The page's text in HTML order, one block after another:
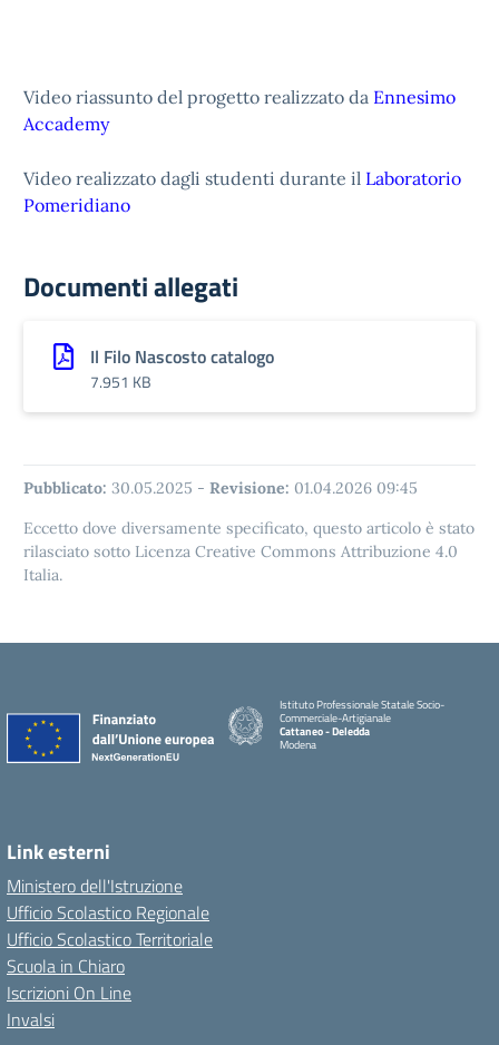
Video riassunto del progetto realizzato da Ennesimo
Accademy
Video realizzato dagli studenti durante il Laboratorio
Pomeridiano
Documenti allegati
Il Filo Nascosto catalogo
7.951 KB
Pubblicato: 30.05.2025 - Revisione: 01.04.2026 09:45
Eccetto dove diversamente specificato, questo articolo è stato
rilasciato sotto Licenza Creative Commons Attribuzione 4.0
Italia.
Istituto Professionale Statale Socio-
Commerciale-Artigianale
Cattaneo - Deledda
Modena
Link esterni
Ministero dell'Istruzione
Ufficio Scolastico Regionale
Ufficio Scolastico Territoriale
Scuola in Chiaro
Iscrizioni On Line
Invalsi